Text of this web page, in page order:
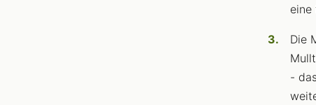
eine
Die
-